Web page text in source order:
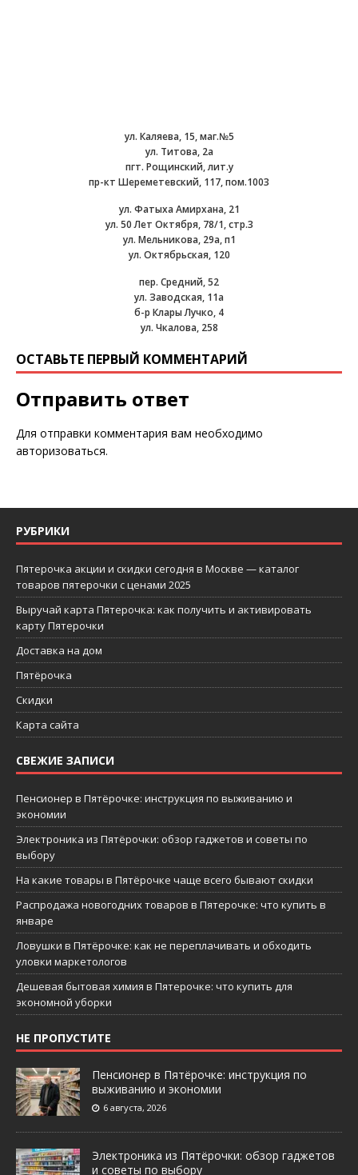
ул. Каляева, 15, маг.№5
ул. Титова, 2а
пгт. Рощинский, лит.у
пр-кт Шереметевский, 117, пом.1003
ул. Фатыха Амирхана, 21
ул. 50 Лет Октября, 78/1, стр.3
ул. Мельникова, 29а, п1
ул. Октябрьская, 120
пер. Средний, 52
ул. Заводская, 11а
б-р Клары Лучко, 4
ул. Чкалова, 258
ОСТАВЬТЕ ПЕРВЫЙ КОММЕНТАРИЙ
Отправить ответ
Для отправки комментария вам необходимо
авторизоваться.
РУБРИКИ
Пятерочка акции и скидки сегодня в Москве — каталог
товаров пятерочки с ценами 2025
Выручай карта Пятерочка: как получить и активировать
карту Пятерочки
Доставка на дом
Пятёрочка
Скидки
Карта сайта
СВЕЖИЕ ЗАПИСИ
Пенсионер в Пятёрочке: инструкция по выживанию и
экономии
Электроника из Пятёрочки: обзор гаджетов и советы по
выбору
На какие товары в Пятёрочке чаще всего бывают скидки
Распродажа новогодних товаров в Пятерочке: что купить в
январе
Ловушки в Пятёрочке: как не переплачивать и обходить
уловки маркетологов
Дешевая бытовая химия в Пятерочке: что купить для
экономной уборки
НЕ ПРОПУСТИТЕ
Пенсионер в Пятёрочке: инструкция по
выживанию и экономии
6 августа, 2026
Электроника из Пятёрочки: обзор гаджетов
и советы по выбору